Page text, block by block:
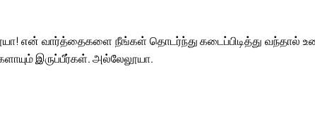
என் வார்த்தைகளை நீங்கள் தொடர்ந்து கடைப்பிடித்து வந்தால்
இருப்பீர்கள். அல்லேலூயா.